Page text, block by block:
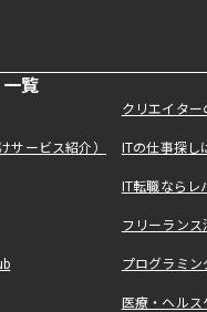
覧
クリエイタ
サービス紹介） ITの仕事探
IT転職なら
フリーラン
プログラミ
医療・ヘル